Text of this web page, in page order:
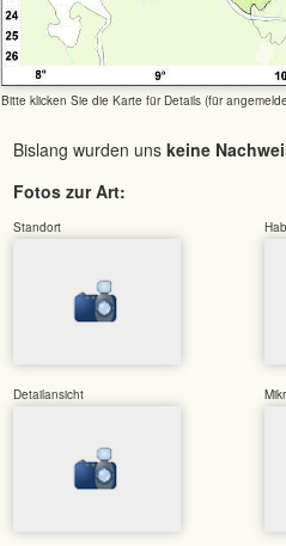
Bitte klicken Sie die Karte für Details (für
Bislang wurden uns keine
Fotos zur Art:
Standort
Detailansicht